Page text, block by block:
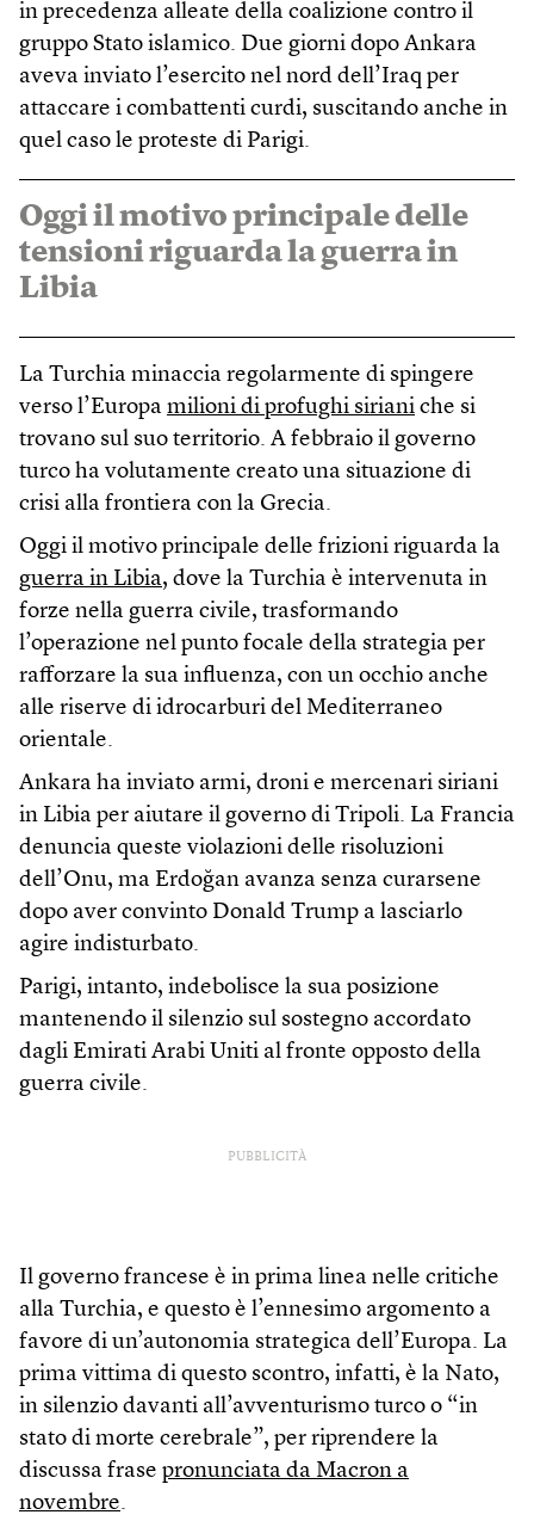
in precedenza alleate della coalizione contro il
gruppo Stato islamico. Due giorni dopo Ankara
aveva inviato l’esercito nel nord dell’Iraq per
attaccare i combattenti curdi, suscitando anche in
quel caso le proteste di Parigi.
Oggi il motivo principale delle
tensioni riguarda la guerra in
Libia
La Turchia minaccia regolarmente di spingere
verso l’Europa milioni di profughi siriani che si
trovano sul suo territorio. A febbraio il governo
turco ha volutamente creato una situazione di
crisi alla frontiera con la Grecia.
Oggi il motivo principale delle frizioni riguarda la
guerra in Libia, dove la Turchia è intervenuta in
forze nella guerra civile, trasformando
l’operazione nel punto focale della strategia per
rafforzare la sua influenza, con un occhio anche
alle riserve di idrocarburi del Mediterraneo
orientale.
Ankara ha inviato armi, droni e mercenari siriani
in Libia per aiutare il governo di Tripoli. La Francia
denuncia queste violazioni delle risoluzioni
dell’Onu, ma Erdoğan avanza senza curarsene
dopo aver convinto Donald Trump a lasciarlo
agire indisturbato.
Parigi, intanto, indebolisce la sua posizione
mantenendo il silenzio sul sostegno accordato
dagli Emirati Arabi Uniti al fronte opposto della
guerra civile.
PUBBLICITÀ
Il governo francese è in prima linea nelle critiche
alla Turchia, e questo è l’ennesimo argomento a
favore di un’autonomia strategica dell’Europa. La
prima vittima di questo scontro, infatti, è la Nato,
in silenzio davanti all’avventurismo turco o “in
stato di morte cerebrale”, per riprendere la
discussa frase pronunciata da Macron a
novembre.